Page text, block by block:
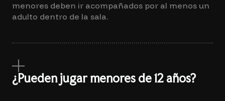
menores deben ir acompañados por al menos un
adulto dentro de la sala.
¿Pueden jugar menores de 12 años?